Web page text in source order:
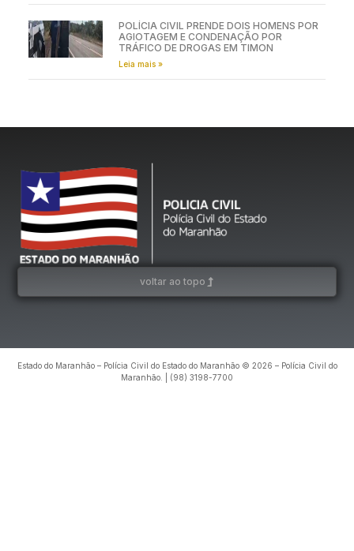
POLÍCIA CIVIL PRENDE DOIS HOMENS POR
AGIOTAGEM E CONDENAÇÃO POR
TRÁFICO DE DROGAS EM TIMON
Leia mais »
voltar ao topo
Estado do Maranhão – Polícia Civil do Estado do Maranhão © 2026 – Polícia Civil do
Maranhão. | (98) 3198-7700